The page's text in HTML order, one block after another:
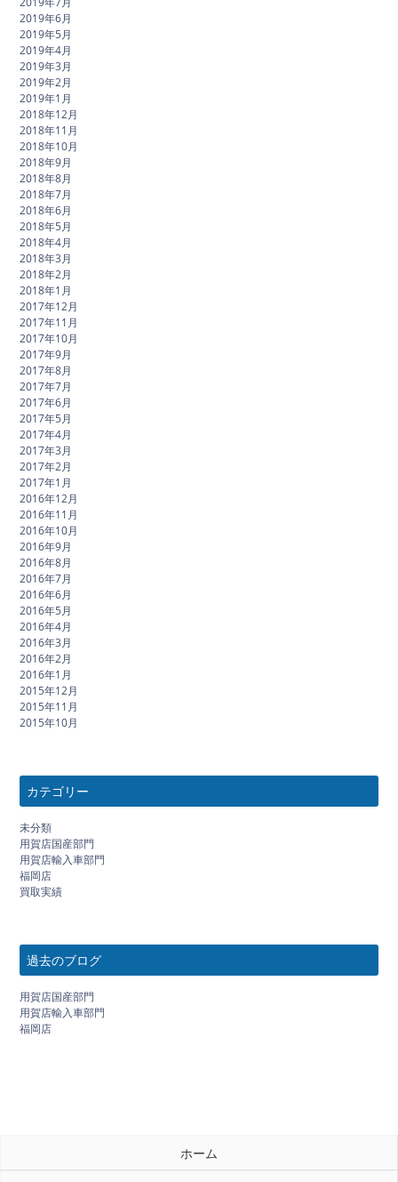
2019年6月
2019年5月
2019年4月
2019年3月
2019年2月
2019年1月
2018年12月
2018年11月
2018年10月
2018年9月
2018年8月
2018年7月
2018年6月
2018年5月
2018年4月
2018年3月
2018年2月
2018年1月
2017年12月
2017年11月
2017年10月
2017年9月
2017年8月
2017年7月
2017年6月
2017年5月
2017年4月
2017年3月
2017年2月
2017年1月
2016年12月
2016年11月
2016年10月
2016年9月
2016年8月
2016年7月
2016年6月
2016年5月
2016年4月
2016年3月
2016年2月
2016年1月
2015年12月
2015年11月
2015年10月
カテゴリー
未分類
用賀店国産部門
用賀店輸入車部門
福岡店
買取実績
過去のブログ
用賀店国産部門
用賀店輸入車部門
福岡店
ホーム